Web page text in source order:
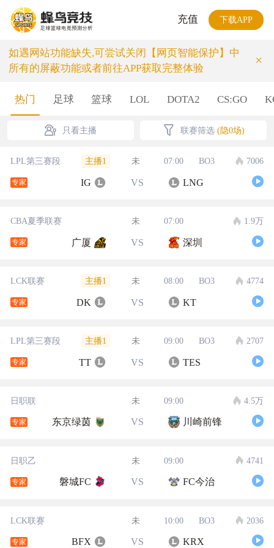
充值 下载APP
如遇网站功能缺失,可尝试关闭【网页智能保护】中
所有的屏蔽功能或者前往APP获取完整体验
×
热门 足球 篮球 LOL DOTA2 CS:GO
只看主播 联赛筛选 (隐0场)
LPL第三赛段 主播1 未 07:00 BO3 7006
专家 IG VS LNG
CBA夏季联赛 未 07:00 1.9万
专家 广厦 VS 深圳
LCK联赛 主播1 未 08:00 BO3 4774
专家 DK VS KT
LPL第三赛段 主播1 未 09:00 BO3 2707
专家 TT VS TES
日职联 未 09:00 4.5万
专家 东京绿茵 VS 川崎前锋
日职乙 未 09:00 4741
专家 磐城FC VS FC今治
LCK联赛 未 10:00 BO3 2036
专家 BFX VS KRX